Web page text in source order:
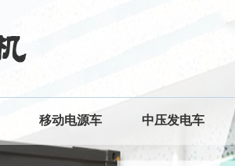
移动电源车 中压发电车